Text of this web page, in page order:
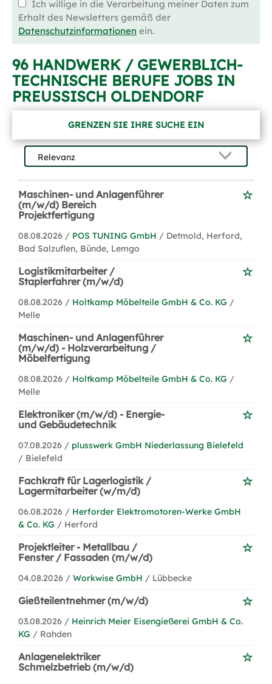
Ich willige in die Verarbeitung meiner Daten zum
Erhalt des Newsletters gemäß der
Datenschutzinformationen ein.
96 HANDWERK / GEWERBLICH-
TECHNISCHE BERUFE JOBS IN
PREUSSISCH OLDENDORF
GRENZEN SIE IHRE SUCHE EIN
Maschinen- und Anlagenführer
(m/w/d) Bereich
Projektfertigung
08.08.2026 / POS TUNING GmbH / Detmold, Herford,
Bad Salzuflen, Bünde, Lemgo
Logistikmitarbeiter /
Staplerfahrer (m/w/d)
08.08.2026 / Holtkamp Möbelteile GmbH & Co. KG /
Melle
Maschinen- und Anlagenführer
(m/w/d) - Holzverarbeitung /
Möbelfertigung
08.08.2026 / Holtkamp Möbelteile GmbH & Co. KG /
Melle
Elektroniker (m/w/d) - Energie-
und Gebäudetechnik
07.08.2026 / plusswerk GmbH Niederlassung Bielefeld
/ Bielefeld
Fachkraft für Lagerlogistik /
Lagermitarbeiter (w/m/d)
06.08.2026 / Herforder Elektromotoren-Werke GmbH
& Co. KG / Herford
Projektleiter - Metallbau /
Fenster / Fassaden (m/w/d)
04.08.2026 / Workwise GmbH / Lübbecke
Gießteilentnehmer (m/w/d)
03.08.2026 / Heinrich Meier Eisengießerei GmbH & Co.
KG / Rahden
Anlagenelektriker
Schmelzbetrieb (m/w/d)